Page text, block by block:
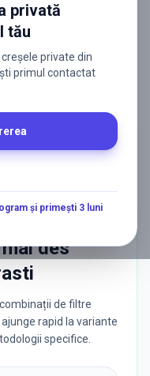
privată
tău
private din
primul contactat
și primești 3 luni
de ele — fără
des
de filtre
rapid la variante
specifice.